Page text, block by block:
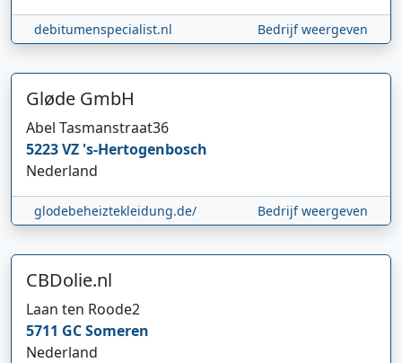
debitumenspecialist.nl Bedrijf weergeven
Gløde GmbH
Abel Tasmanstraat36
5223 VZ 's-Hertogenbosch
Nederland
glodebeheiztekleidung.de/ Bedrijf weergeven
CBDolie.nl
Laan ten Roode2
5711 GCSomeren
Nederland